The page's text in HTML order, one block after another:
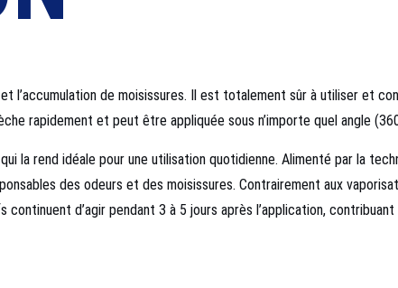
l’accumulation de moisissures. Il est totalement sûr à utiliser et
rapidement et peut être appliquée sous n’importe quel angle
la rend idéale pour une utilisation quotidienne. Alimenté par la
des odeurs et des moisissures. Contrairement aux
d’agir pendant 3 à 5 jours après l’application,